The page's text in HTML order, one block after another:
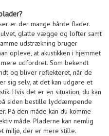
er der mange hårde flader.
glatte vægge og lofter samt
udstrækning bruger
opleve, at akustikken i hjemmet
udfordret. Som bekendt
og bliver reflekteret, når de
sig selv, at det kan udgøre et
Hvis det er en situation, du kan
siden bestille lyddæmpende
På den måde kan du komme
måde. Pladerne kan nemlig
miljø, der er mere stille.